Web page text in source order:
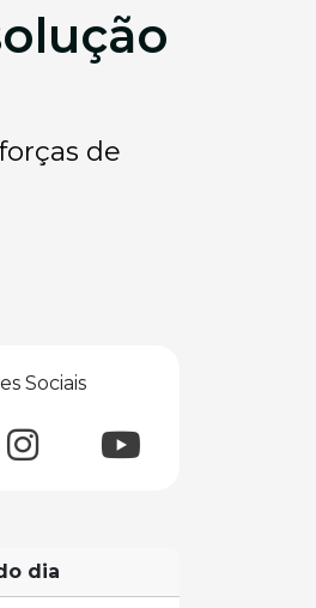
de
Sociais
dia